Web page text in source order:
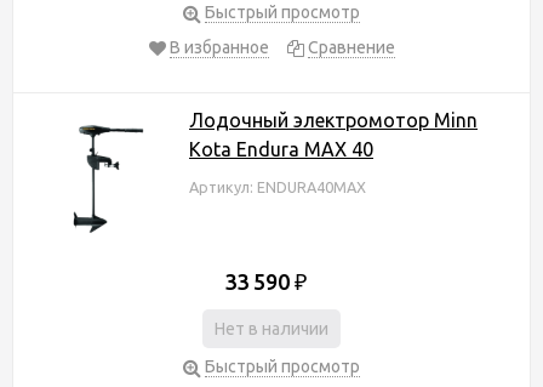
Быстрый просмотр
В избранное
Сравнение
Лодочный электромотор Minn
Kota Endura MAX 40
Артикул: ENDURA40MAX
33 590 ₽
Нет в наличии
Быстрый просмотр